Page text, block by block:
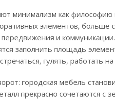
минимализм как философию
элементов, больше
и
заполнить площадь
гулять, работать
городская мебель
прекрасно сочетаются с